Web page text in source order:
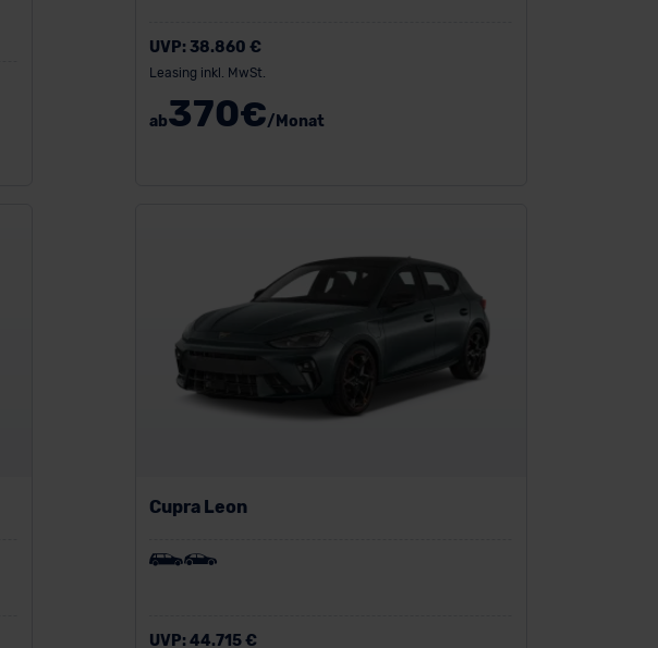
UVP:38.860 €
Leasing inkl. MwSt.
ab370€/Monat
Cupra Leon
UVP:44.715 €